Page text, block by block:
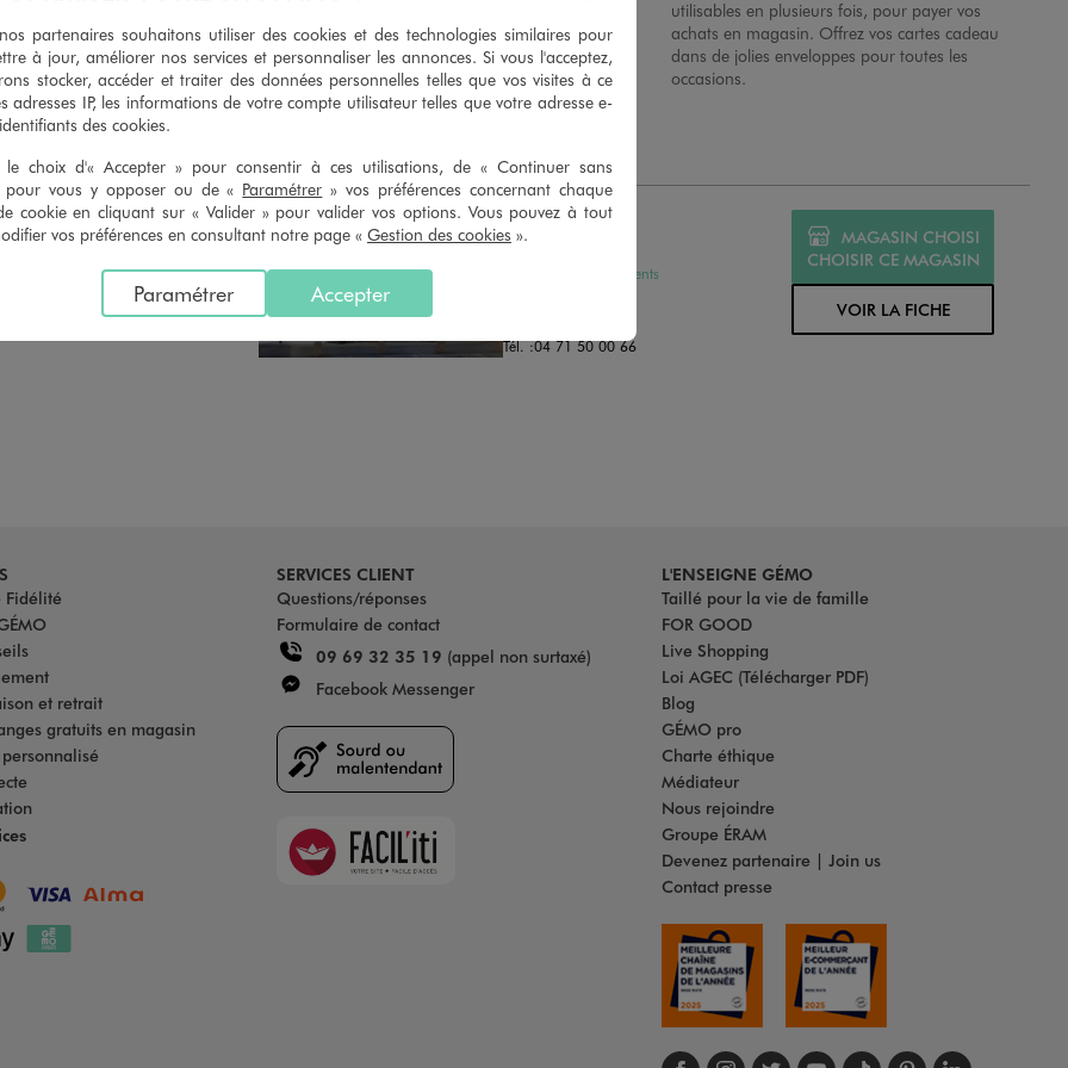
utilisables en plusieurs fois, pour payer vos
achats en magasin. Offrez vos cartes cadeau
dans de jolies enveloppes pour toutes les
occasions.
MAGASIN CHOISI
VOIR LA FICHE
Distance :
51.5 Km GEMO BRIOUDE
OUVERT
Chaussures et Vêtements
Tél. :04 71 50 00 66
MAGASIN CHOISI
CHOISIR CE MAGASIN
VOIR LA FICHE
Fidélité
et retrait
gratuits en magasin
SERVICES CLIENT
Questions/réponses
Formulaire de contact
09 69 32 35 19 (appel non surtaxé)
Facebook Messenger
Faciliti
L'ENSEIGNE GÉMO
Taillé pour la vie de famille
FOR GOOD
Live Shopping
Loi AGEC (Télécharger PDF)
Blog
GÉMO pro
Charte éthique
Médiateur
Nous rejoindre
Groupe ÉRAM
Devenez partenaire | Join us
Contact presse
partenaires souhaitons utiliser des cookies et des technologies similaires pour
à jour, améliorer nos services et personnaliser les annonces. Si vous l'acceptez,
stocker, accéder et traiter des données personnelles telles que vos visites à ce
adresses IP, les informations de votre compte utilisateur telles que votre adresse e-
des cookies.
le choix d'« Accepter » pour consentir à ces utilisations, de « Continuer sans
pour vous y opposer ou de « Paramétrer » vos préférences concernant chaque
cookie en cliquant sur « Valider » pour valider vos options. Vous pouvez à tout
vos préférences en consultant notre page « Gestion des cookies ».
Accepter
Paramétrer